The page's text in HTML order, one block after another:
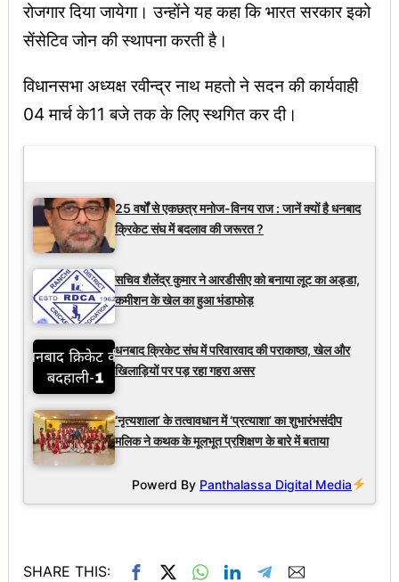
रोजगार दिया जायेगा। उन्होंने यह कहा कि भारत सरकार इको
सेंसेटिव जोन की स्थापना करती है।
विधानसभा अध्यक्ष रवीन्द्र नाथ महतो ने सदन की कार्यवाही
04 मार्च के11 बजे तक के लिए स्थगित कर दी।
25 वर्षों से एकछत्र मनोज-विनय राज : जानें क्यों है धनबाद
क्रिकेट संघ में बदलाव की जरूरत ?
सचिव शैलेंद्र कुमार ने आरडीसीए को बनाया लूट का अड्डा,
कमीशन के खेल का हुआ भंडाफोड़
धनबाद क्रिकेट संघ में परिवारवाद की पराकाष्ठा, खेल और
खिलाड़ियों पर पड़ रहा गहरा असर
‘नृत्यशाला’ के तत्वावधान में ‘प्रत्याशा’ का शुभारंभसंदीप
मलिक ने कथक के मूलभूत प्रशिक्षण के बारे में बताया
Powerd By Panthalassa Digital Media
SHARE THIS: